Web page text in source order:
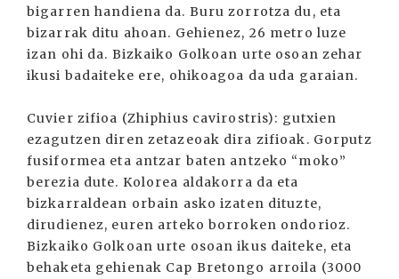
bigarren handiena da. Buru zorrotza du, eta
bizarrak ditu ahoan. Gehienez, 26 metro luze
izan ohi da. Bizkaiko Golkoan urte osoan zehar
ikusi badaiteke ere, ohikoagoa da uda garaian.
Cuvier zifioa (Zhiphius cavirostris): gutxien
ezagutzen diren zetazeoak dira zifioak. Gorputz
fusiformea eta antzar baten antzeko “moko”
berezia dute. Kolorea aldakorra da eta
bizkarraldean orbain asko izaten dituzte,
dirudienez, euren arteko borroken ondorioz.
Bizkaiko Golkoan urte osoan ikus daiteke, eta
behaketa gehienak Cap Bretongo arroila (3000